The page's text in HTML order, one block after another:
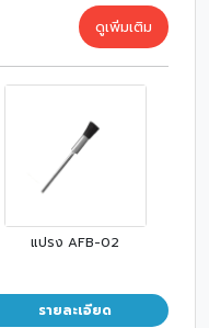
ดูเพิ่มเติม
แปรง AFB-02
รายละเอียด